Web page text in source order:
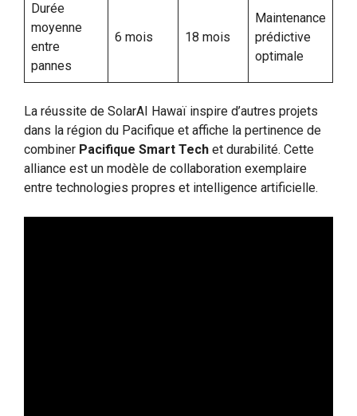
Durée
moyenne
entre
pannes
6 mois 18 mois
Maintenance
prédictive
optimale
La réussite de SolarAI Hawaï inspire d’autres projets
dans la région du Pacifique et affiche la pertinence de
combiner Pacifique Smart Tech et durabilité. Cette
alliance est un modèle de collaboration exemplaire
entre technologies propres et intelligence artificielle.